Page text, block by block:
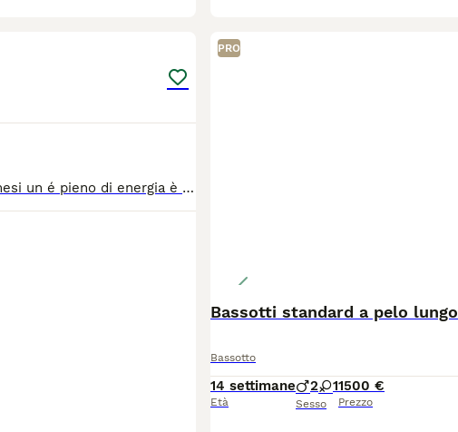
Bassotto nero focato bellissimo di 5 mesi un é pieno di energia è molto carino e li piace le coccole
PRO
Bassotti standard a pelo lungo
Bassotto
14 settimane
Età
2 1
Sesso
1500 €
Prezzo